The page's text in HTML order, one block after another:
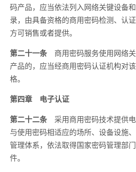
码产品，应当依法列入网络关键设备
录，由具备资格的商用密码检测、认
方可销售或者提供。
第二十一条 商用密码服务使用网络
产品的，应当经商用密码认证机构对
格。
第四章 电子认证
第二十二条 采用商用密码技术提供
与使用密码相适应的场所、设备设施
管理体系，依法取得国家密码管理部
件。